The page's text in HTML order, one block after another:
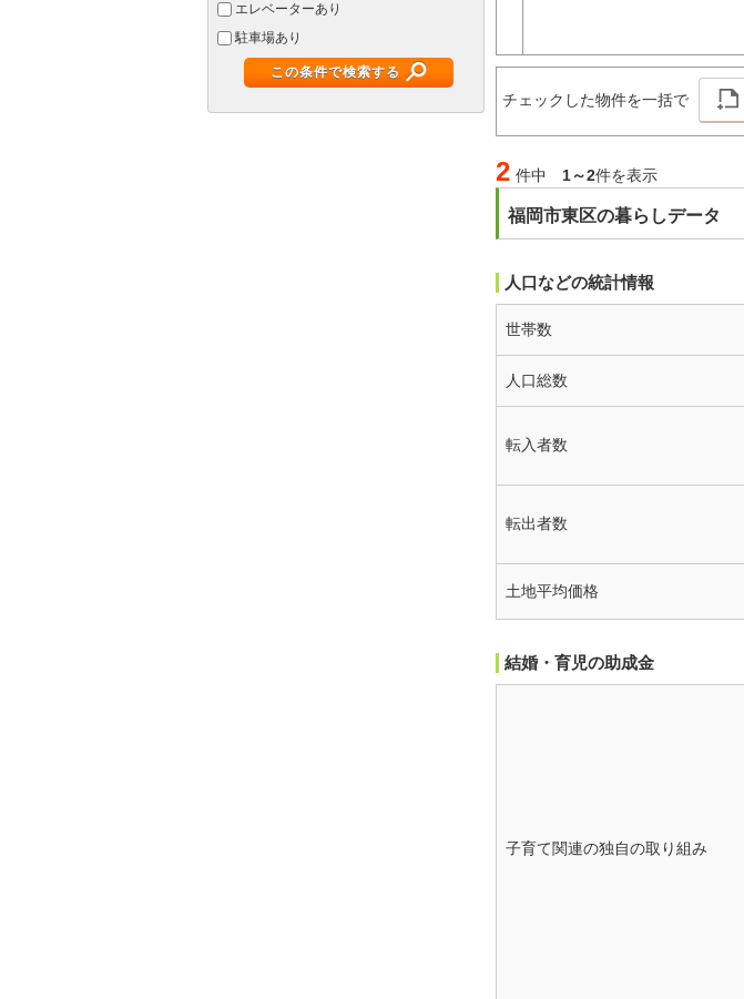
チェックした物件を一括で
2 件中 1～2件を表示
福岡市東区の暮らしデータ
人口などの統計情報
世帯数
人口総数
転入者数
転出者数
土地平均価格
結婚・育児の助成金
子育て関連の独自の取り組み
エレベーターあり
駐車場あり
この条件で検索する